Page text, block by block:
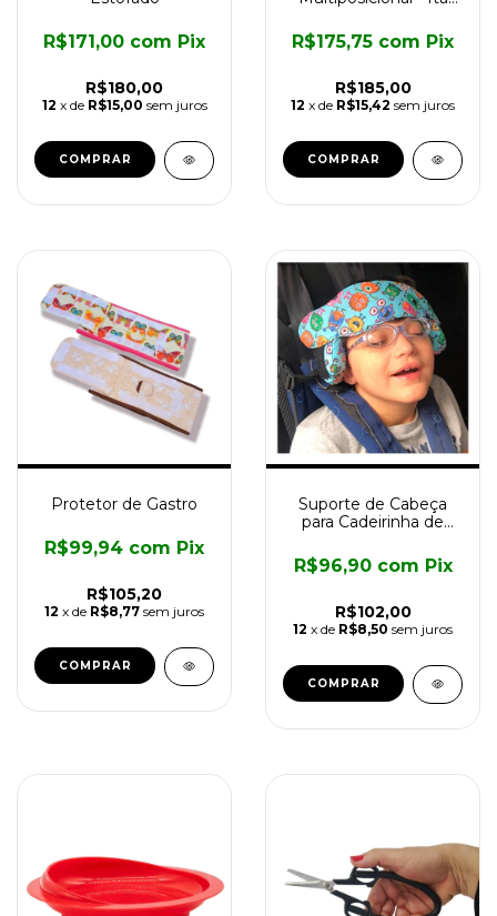
R$180,00
R$171,00 com Pix
12 x de R$15,00 sem juros
COMPRAR
R$185,00
R$175,75 com Pix
12 x de R$15,42 sem juros
Protetor de Gastro
R$105,20
R$99,94 com Pix
12 x de R$8,77 sem juros
COMPRAR
Suporte de Cabeça
para Cadeirinha de
R$102,00
R$96,90 com Pix
12 x de R$8,50 sem juros